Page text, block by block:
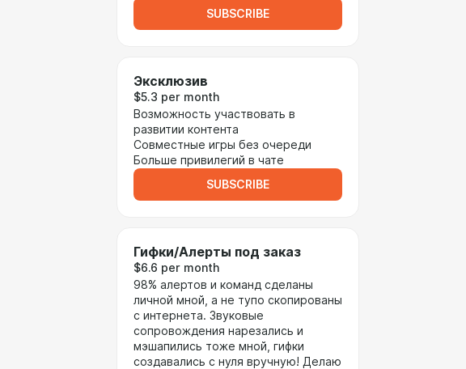
SUBSCRIBE
Эксклюзив
$5.3 per month
Возможность участвовать в
развитии контента
Совместные игры без очереди
Больше привилегий в чате
SUBSCRIBE
Гифки/Алерты под заказ
$6.6 per month
98% алертов и команд сделаны
личной мной, а не тупо скопированы
с интернета. Звуковые
сопровождения нарезались и
мэшапились тоже мной, гифки
создавались с нуля вручную! Делаю